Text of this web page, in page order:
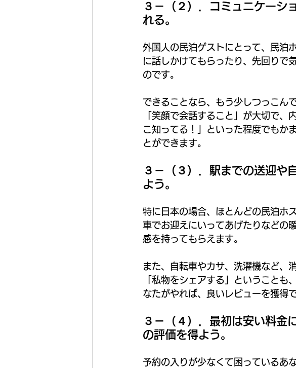
３－（２）．コミュニケーシ
れる。
外国人の民泊ゲストにとって、民泊
に話しかけてもらったり、先回りで
のです。
できることなら、もう少しつっこん
「笑顔で会話すること」が大切で、
こ知ってる！」といった程度でもか
とができます。
３－（３）．駅までの送迎や
よう。
特に日本の場合、ほとんどの民泊ホ
車でお迎えにいってあげたりなどの
感を持ってもらえます。
また、自転車やカサ、洗濯機など、
「私物をシェアする」ということも
なたがやれば、良いレビューを獲得
３－（４）．最初は安い料金
の評価を得よう。
予約の入りが少なくて困っているあ